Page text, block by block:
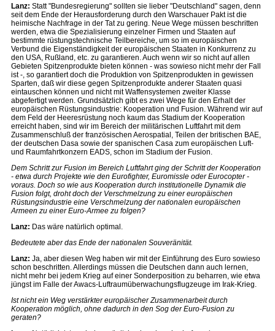
Lanz: Statt "Bundesregierung" sollten sie lieber "Deutschland" sagen, denn
seit dem Ende der Herausforderung durch den Warschauer Pakt ist die
heimische Nachfrage in der Tat zu gering. Neue Wege müssen beschritten
werden, etwa die Spezialisierung einzelner Firmen und Staaten auf
bestimmte rüstungstechnische Teilbereiche, um so im europäischen
Verbund die Eigenständigkeit der europäischen Staaten in Konkurrenz zu
den USA, Rußland, etc. zu garantieren. Auch wenn wir so nicht auf allen
Gebieten Spitzenprodukte bieten können - was sowieso nicht mehr der Fall
ist -, so garantiert doch die Produktion von Spitzenprodukten in gewissen
Sparten, daß wir diese gegen Spitzenprodukte anderer Staaten quasi
eintauschen können und nicht mit Waffensystemen zweiter Klasse
abgefertigt werden. Grundsätzlich gibt es zwei Wege für den Erhalt der
europäischen Rüstungsindustrie: Kooperation und Fusion. Während wir auf
dem Feld der Heeresrüstung noch kaum das Stadium der Kooperation
erreicht haben, sind wir im Bereich der militärischen Luftfahrt mit dem
Zusammenschluß der französischen Aerospatial, Teilen der britischen BAE,
der deutschen Dasa sowie der spanischen Casa zum europäischen Luft-
und Raumfahrtkonzern EADS, schon im Stadium der Fusion.
Dem Schritt zur Fusion im Bereich Luftfahrt ging der Schritt der Kooperation
- etwa durch Projekte wie den Eurofighter, Euromissle oder Eurocopter -
voraus. Doch so wie aus Kooperation durch institutionelle Dynamik die
Fusion folgt, droht doch der Verschmelzung zu einer europäischen
Rüstungsindustrie eine Verschmelzung der nationalen europäischen
Armeen zu einer Euro-Armee zu folgen?
Lanz: Das wäre natürlich optimal.
Bedeutete aber das Ende der nationalen Souveränität.
Lanz: Ja, aber diesen Weg haben wir mit der Einführung des Euro sowieso
schon beschritten. Allerdings müssen die Deutschen dann auch lernen,
nicht mehr bei jedem Krieg auf einer Sonderposition zu beharren, wie etwa
jüngst im Falle der Awacs-Luftraumüberwachungsflugzeuge im Irak-Krieg.
Ist nicht ein Weg verstärkter europäischer Zusammenarbeit durch
Kooperation möglich, ohne dadurch in den Sog der Euro-Fusion zu
geraten?